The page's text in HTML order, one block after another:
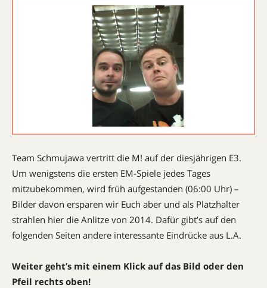
Team Schmujawa vertritt die M! auf der diesjährigen E3.
Um wenigstens die ersten EM-Spiele jedes Tages
mitzubekommen, wird früh aufgestanden (06:00 Uhr) –
Bilder davon ersparen wir Euch aber und als Platzhalter
strahlen hier die Anlitze von 2014. Dafür gibt’s auf den
folgenden Seiten andere interessante Eindrücke aus L.A.
Weiter geht’s mit einem Klick auf das Bild oder den
Pfeil rechts oben!